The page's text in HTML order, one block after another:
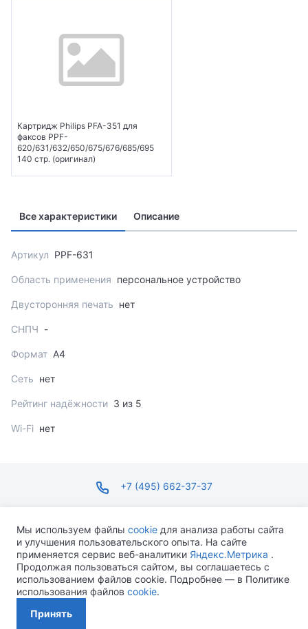
Картридж Philips PFA-351 для
факсов PPF-
620/631/632/650/675/676/685/695
140 стр. (оригинал)
Все характеристики Описание
Артикул PPF-631
Область применения персональное устройство
Двусторонняя печать нет
СНПЧ -
Формат A4
Сеть нет
Рейтинг надёжности 3 из 5
Wi-Fi нет
+7 (495) 662-37-37
ПН-ПТ С 09:00 ДО 18:00 СБ-ВС ВЫХОДНОЙ
Мы используем файлы cookie для анализа работы сайта
и улучшения пользовательского опыта. На сайте
применяется сервис веб-аналитики Яндекс.Метрика .
Продолжая пользоваться сайтом, вы соглашаетесь с
использованием файлов cookie. Подробнее — в Политике
использования файлов cookie.
Принять